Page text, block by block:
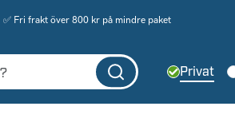
✅ Fri frakt över 800 kr på mindre paket
Privat